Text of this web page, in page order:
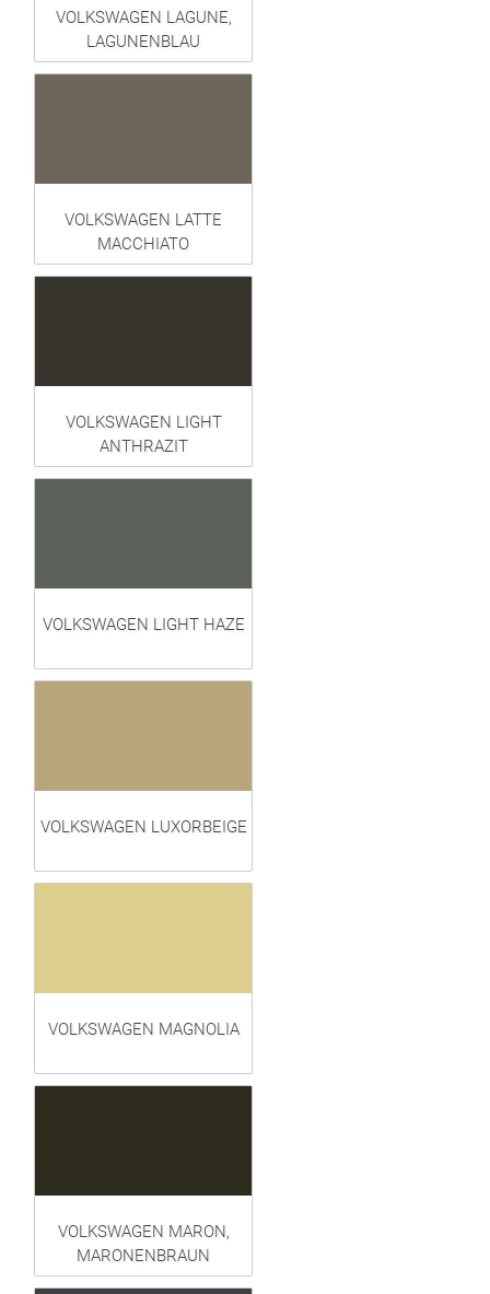
VOLKSWAGEN LAGUNE,
LAGUNENBLAU
VOLKSWAGEN LATTE
MACCHIATO
VOLKSWAGEN LIGHT
ANTHRAZIT
VOLKSWAGEN LIGHT HAZE
VOLKSWAGEN LUXORBEIGE
VOLKSWAGEN MAGNOLIA
VOLKSWAGEN MARON,
MARONENBRAUN